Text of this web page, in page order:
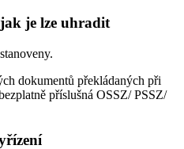
je lze uhradit
dokumentů překládaných při
příslušná OSSZ/ PSSZ/